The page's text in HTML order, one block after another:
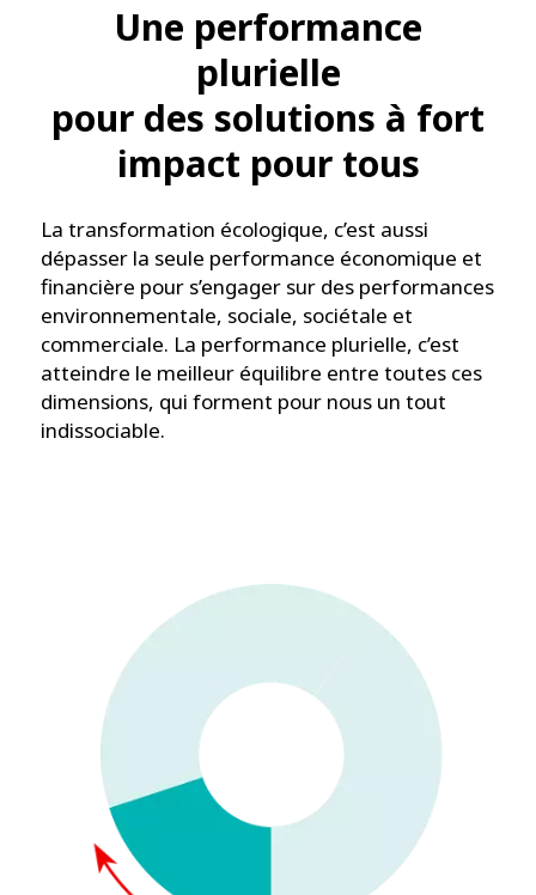
Une performance
plurielle
pour des solutions à fort
impact pour tous
La transformation écologique, c’est aussi
dépasser la seule performance économique et
financière pour s’engager sur des performances
environnementale, sociale, sociétale et
commerciale. La performance plurielle, c’est
atteindre le meilleur équilibre entre toutes ces
dimensions, qui forment pour nous un tout
indissociable.